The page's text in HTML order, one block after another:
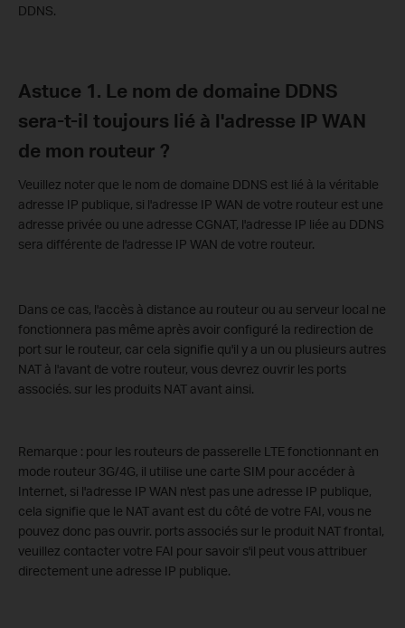
DDNS.
Astuce 1. Le nom de domaine DDNS
sera-t-il toujours lié à l'adresse IP WAN
de mon routeur ?
Veuillez noter que le nom de domaine DDNS est lié à la véritable
adresse IP publique, si l'adresse IP WAN de votre routeur est une
adresse privée ou une adresse CGNAT, l'adresse IP liée au DDNS
sera différente de l'adresse IP WAN de votre routeur.
Dans ce cas, l'accès à distance au routeur ou au serveur local ne
fonctionnera pas même après avoir configuré la redirection de
port sur le routeur, car cela signifie qu'il y a un ou plusieurs autres
NAT à l'avant de votre routeur, vous devrez ouvrir les ports
associés. sur les produits NAT avant ainsi.
Remarque : pour les routeurs de passerelle LTE fonctionnant en
mode routeur 3G/4G, il utilise une carte SIM pour accéder à
Internet, si l'adresse IP WAN n'est pas une adresse IP publique,
cela signifie que le NAT avant est du côté de votre FAI, vous ne
pouvez donc pas ouvrir. ports associés sur le produit NAT frontal,
veuillez contacter votre FAI pour savoir s'il peut vous attribuer
directement une adresse IP publique.